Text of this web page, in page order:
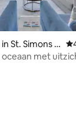
St. Simons Is
met